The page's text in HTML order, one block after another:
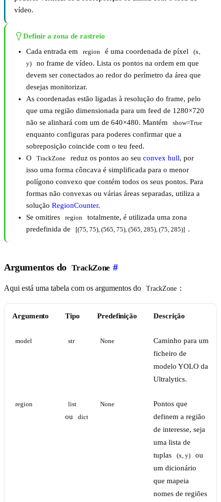
vídeo.
Definir a zona de rastreio
Cada entrada em
region é uma coordenada de píxel
(x,
y)
no frame de vídeo. Lista os pontos na ordem em que
devem ser conectados ao redor do perímetro da área que
desejas monitorizar.
As coordenadas estão ligadas à resolução do frame, pelo
que uma região dimensionada para um feed de 1280×720
não se alinhará com um de 640×480. Mantém
show=True
enquanto configuras para poderes confirmar que a
sobreposição coincide com o teu feed.
O
TrackZone reduz os pontos ao seu convex hull, por
isso uma forma côncava é simplificada para o menor
polígono convexo que contém todos os seus pontos. Para
formas não convexas ou várias áreas separadas, utiliza a
solução RegionCounter.
Se omitires
region
totalmente, é utilizada uma zona
predefinida de
[(75, 75), (565, 75), (565, 285), (75, 285)] .
Argumentos do TrackZone #
Aqui está uma tabela com os argumentos do TrackZone :
Argumento Tipo Predefinição Descrição
model str None
Caminho para um
ficheiro de
modelo YOLO da
Ultralytics.
region list
ou dict
None
Pontos que
definem a região
de interesse, seja
uma lista de
tuplas
(x, y)
ou
um dicionário
que mapeia
nomes de regiões